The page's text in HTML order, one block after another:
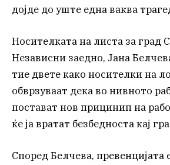
дојде до уште една ваква
Носителката на листа за град
Независни заедно, Јана
тие двете како носителки на
обврзуваат дека во нивното
постават нов прицинип на
ќе ја вратат безбедноста кај
Според Белчева, превенцијата